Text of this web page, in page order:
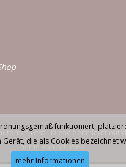
Test - Diese Seite läuft mit
Theme vonAffiliSeo
funktioniert,
die als Cookies bezeichnet
mehr Informationen